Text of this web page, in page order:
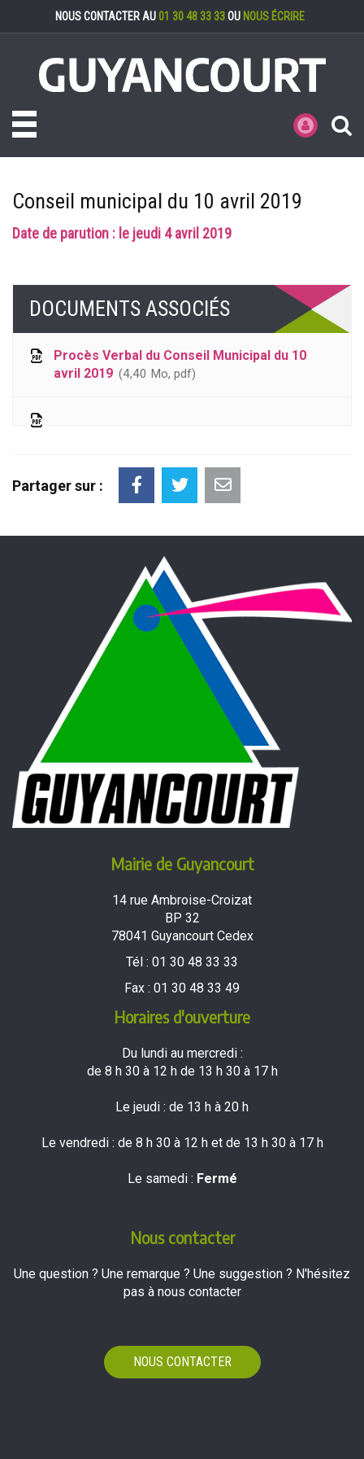
NOUS CONTACTER AU 01 30 48 33 33OU NOUS ÉCRIRE
Toggle navigation MES
Conseil municipal du 10 avril 2019
Date de parution : le jeudi 4 avril 2019
DOCUMENTS ASSOCIÉS
Procès Verbal du Conseil Municipal du 10
avril 2019
4,40 Mo, pdf
Partager sur :
Mairie de Guyancourt
14 rue Ambroise-Croizat
BP 32
78041 Guyancourt Cedex
Tél : 01 30 48 33 33
Fax : 01 30 48 33 49
Horaires d'ouverture
Du lundi au mercredi :
de 8 h 30 à 12 h de 13 h 30 à 17 h
Le jeudi : de 13 h à 20 h
Le vendredi : de 8 h 30 à 12 h et de 13 h 30 à 17 h
Le samedi : Fermé
Nous contacter
Une question ? Une remarque ? Une suggestion ? N'hésitez
pas à nous contacter
NOUS CONTACTER